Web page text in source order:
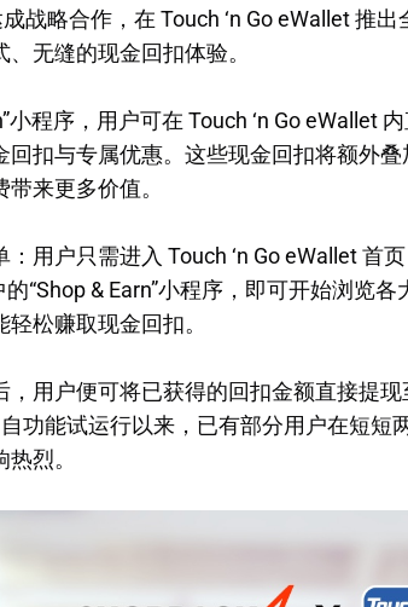
战略合作，在 Touch ‘n Go eWallet 推出
无缝的现金回扣体验。
小程序，用户可在 Touch ‘n Go eWallet
回扣与专属优惠。这些现金回扣将额外叠
来更多价值。
用户只需进入 Touch ‘n Go eWallet 首
的“Shop & Earn”小程序，即可开始浏览
松赚取现金回扣。
，用户便可将已获得的回扣金额直接提现
功能试运行以来，已有部分用户在短短
烈。